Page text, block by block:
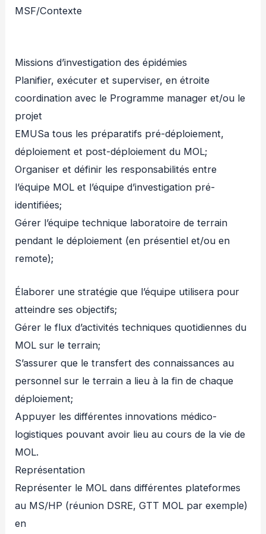
MSF/Contexte
Missions d’investigation des épidémies
Planifier, exécuter et superviser, en étroite
coordination avec le Programme manager et/ou le
projet
EMUSa tous les préparatifs pré-déploiement,
déploiement et post-déploiement du MOL;
Organiser et définir les responsabilités entre
l’équipe MOL et l’équipe d’investigation pré-
identifiées;
Gérer l’équipe technique laboratoire de terrain
pendant le déploiement (en présentiel et/ou en
remote);
Élaborer une stratégie que l’équipe utilisera pour
atteindre ses objectifs;
Gérer le flux d’activités techniques quotidiennes du
MOL sur le terrain;
S’assurer que le transfert des connaissances au
personnel sur le terrain a lieu à la fin de chaque
déploiement;
Appuyer les différentes innovations médico-
logistiques pouvant avoir lieu au cours de la vie de
MOL.
Représentation
Représenter le MOL dans différentes plateformes
au MS/HP (réunion DSRE, GTT MOL par exemple)
en